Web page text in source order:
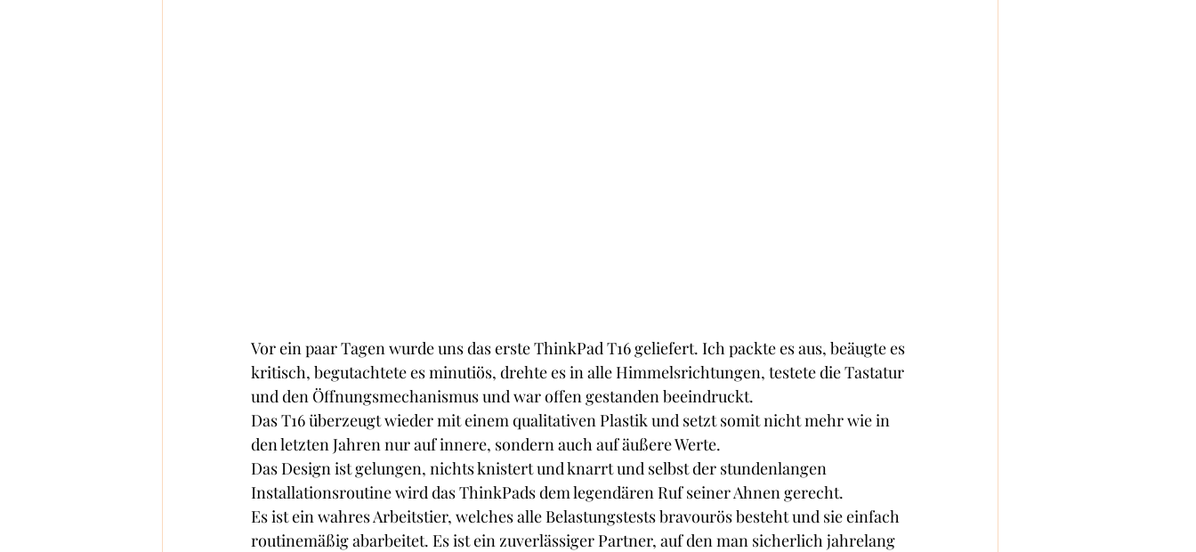
Vor ein paar Tagen wurde uns das erste ThinkPad T16 geliefert. Ich packte es aus, beäugte es
kritisch, begutachtete es minutiös, drehte es in alle Himmelsrichtungen, testete die Tastatur
und den Öffnungsmechanismus und war offen gestanden beeindruckt.
Das T16 überzeugt wieder mit einem qualitativen Plastik und setzt somit nicht mehr wie in
den letzten Jahren nur auf innere, sondern auch auf äußere Werte.
Das Design ist gelungen, nichts knistert und knarrt und selbst der stundenlangen
Installationsroutine wird das ThinkPads dem legendären Ruf seiner Ahnen gerecht.
Es ist ein wahres Arbeitstier, welches alle Belastungstests bravourös besteht und sie einfach
routinemäßig abarbeitet. Es ist ein zuverlässiger Partner, auf den man sicherlich jahrelang